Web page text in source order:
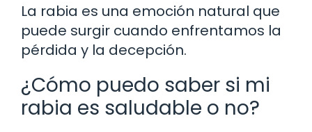
La rabia es una emoción natural que
puede surgir cuando enfrentamos la
pérdida y la decepción.
¿Cómo puedo saber si mi
rabia es saludable o no?